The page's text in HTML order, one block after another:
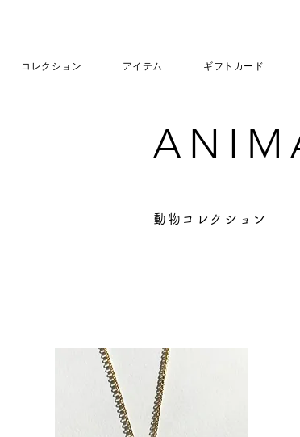
コレクション アイテム ギフトカード
動物コレクション